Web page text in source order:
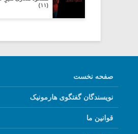
(۱۱)
صفحه نخست
نویسندگان گفتگوی هارمونیک
قوانین ما